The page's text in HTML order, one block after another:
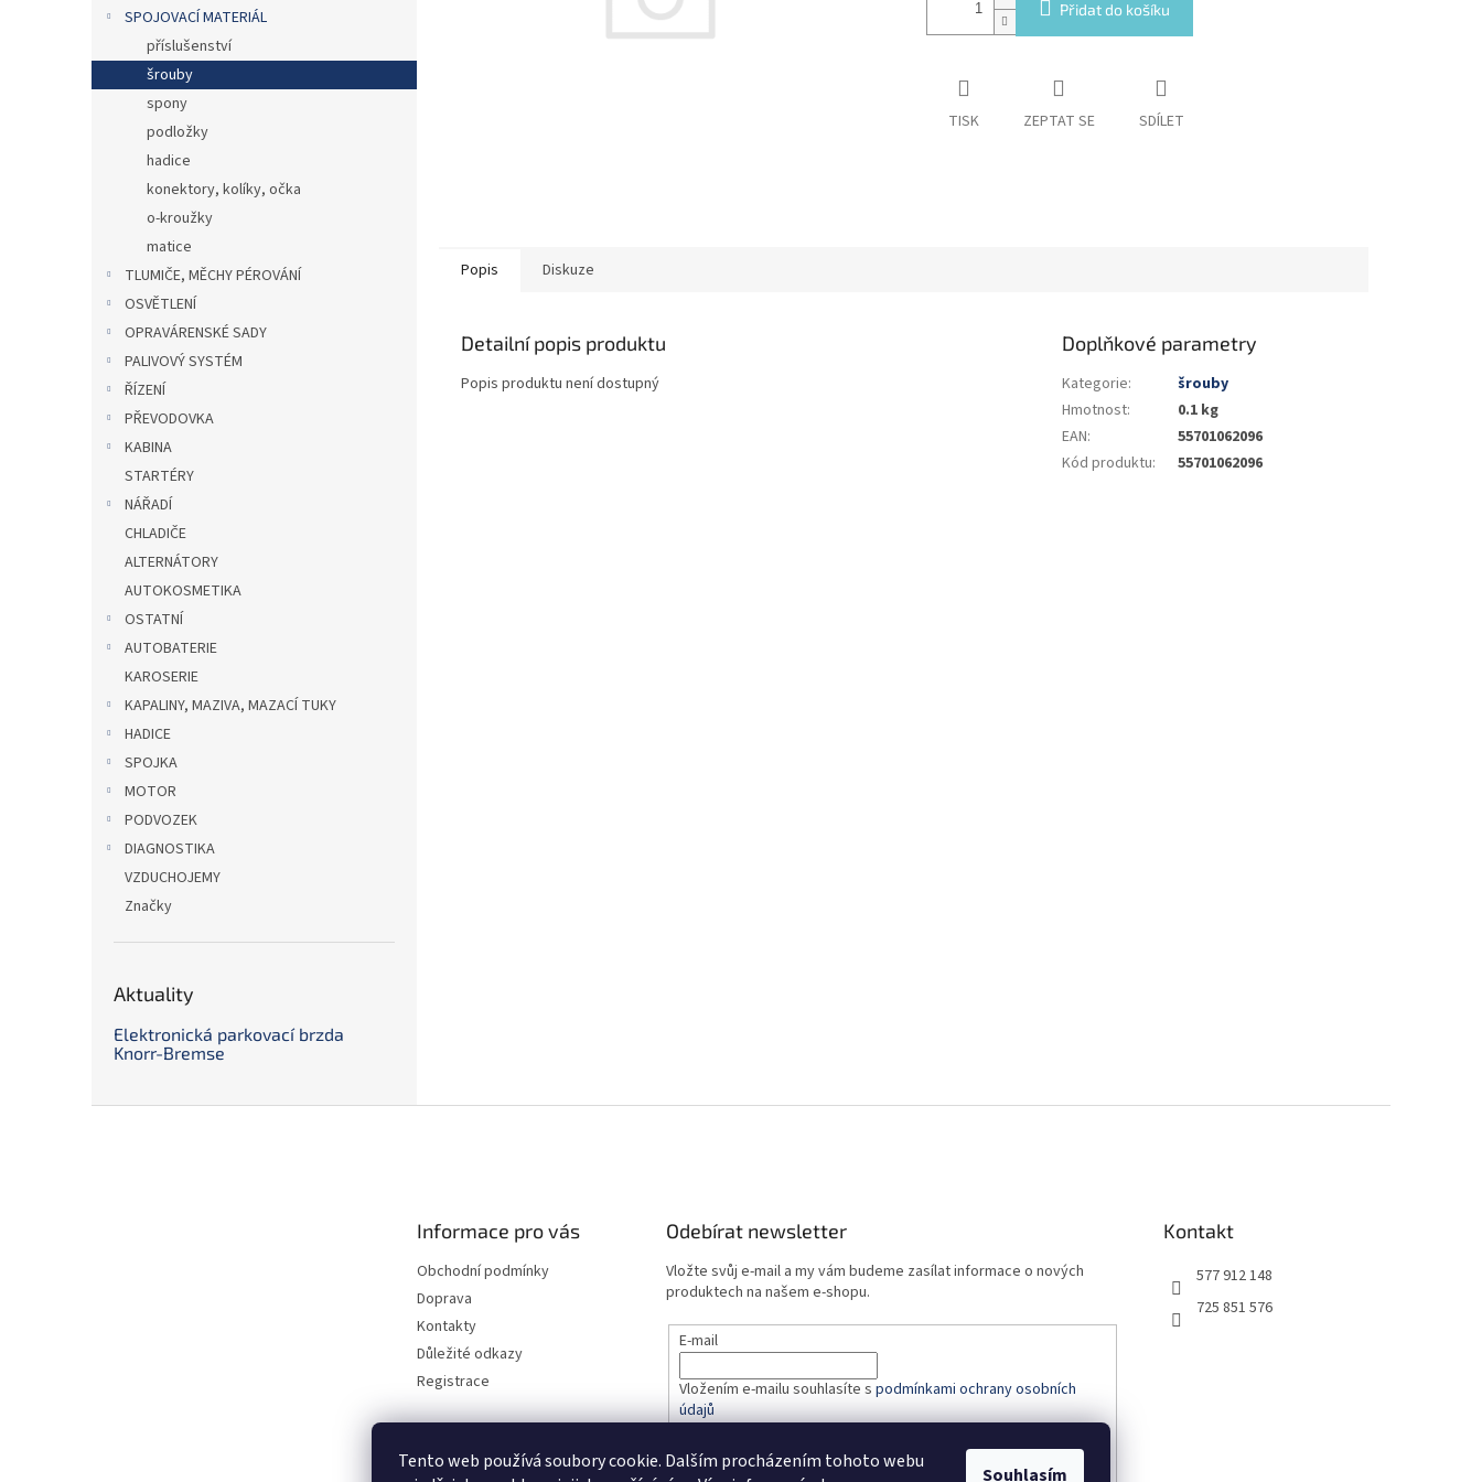
Tento web používá soubory cookie. Dalším procházením tohoto webu
Souhlasím
l
SPOJOVACÍ MATERIÁL
příslušenství
šrouby
spony
podložky
hadice
konektory, kolíky, očka
o-kroužky
matice
TLUMIČE, MĚCHY PÉROVÁNÍ
OSVĚTLENÍ
OPRAVÁRENSKÉ SADY
PALIVOVÝ SYSTÉM
ŘÍZENÍ
PŘEVODOVKA
KABINA
STARTÉRY
NÁŘADÍ
CHLADIČE
ALTERNÁTORY
AUTOKOSMETIKA
OSTATNÍ
AUTOBATERIE
KAROSERIE
KAPALINY, MAZIVA, MAZACÍ TUKY
HADICE
SPOJKA
MOTOR
PODVOZEK
DIAGNOSTIKA
VZDUCHOJEMY
Značky
Aktuality
Elektronická parkovací brzda
Knorr-Bremse
Přidat do košíku
TISK ZEPTAT SE SDÍLET
Popis Diskuze
Detailní popis produktu
Popis produktu není dostupný
Doplňkové parametry
Kategorie:
šrouby
Hmotnost:
0.1 kg
EAN:
55701062096
Kód produktu: 55701062096
Informace pro vás
Obchodní podmínky
Doprava
Kontakty
Důležité odkazy
Registrace
Odebírat newsletter
Vložte svůj e-mail a my vám budeme zasílat informace o nových
produktech na našem e-shopu.
E-mail
Vložením e-mailu souhlasíte s podmínkami ochrany osobních
údajů
PŘIHLÁSIT SE
Kontakt
577 912 148
725 851 576